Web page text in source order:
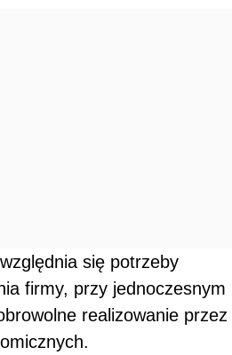
się potrzeby
firmy, przy jednoczesnym
realizowanie przez